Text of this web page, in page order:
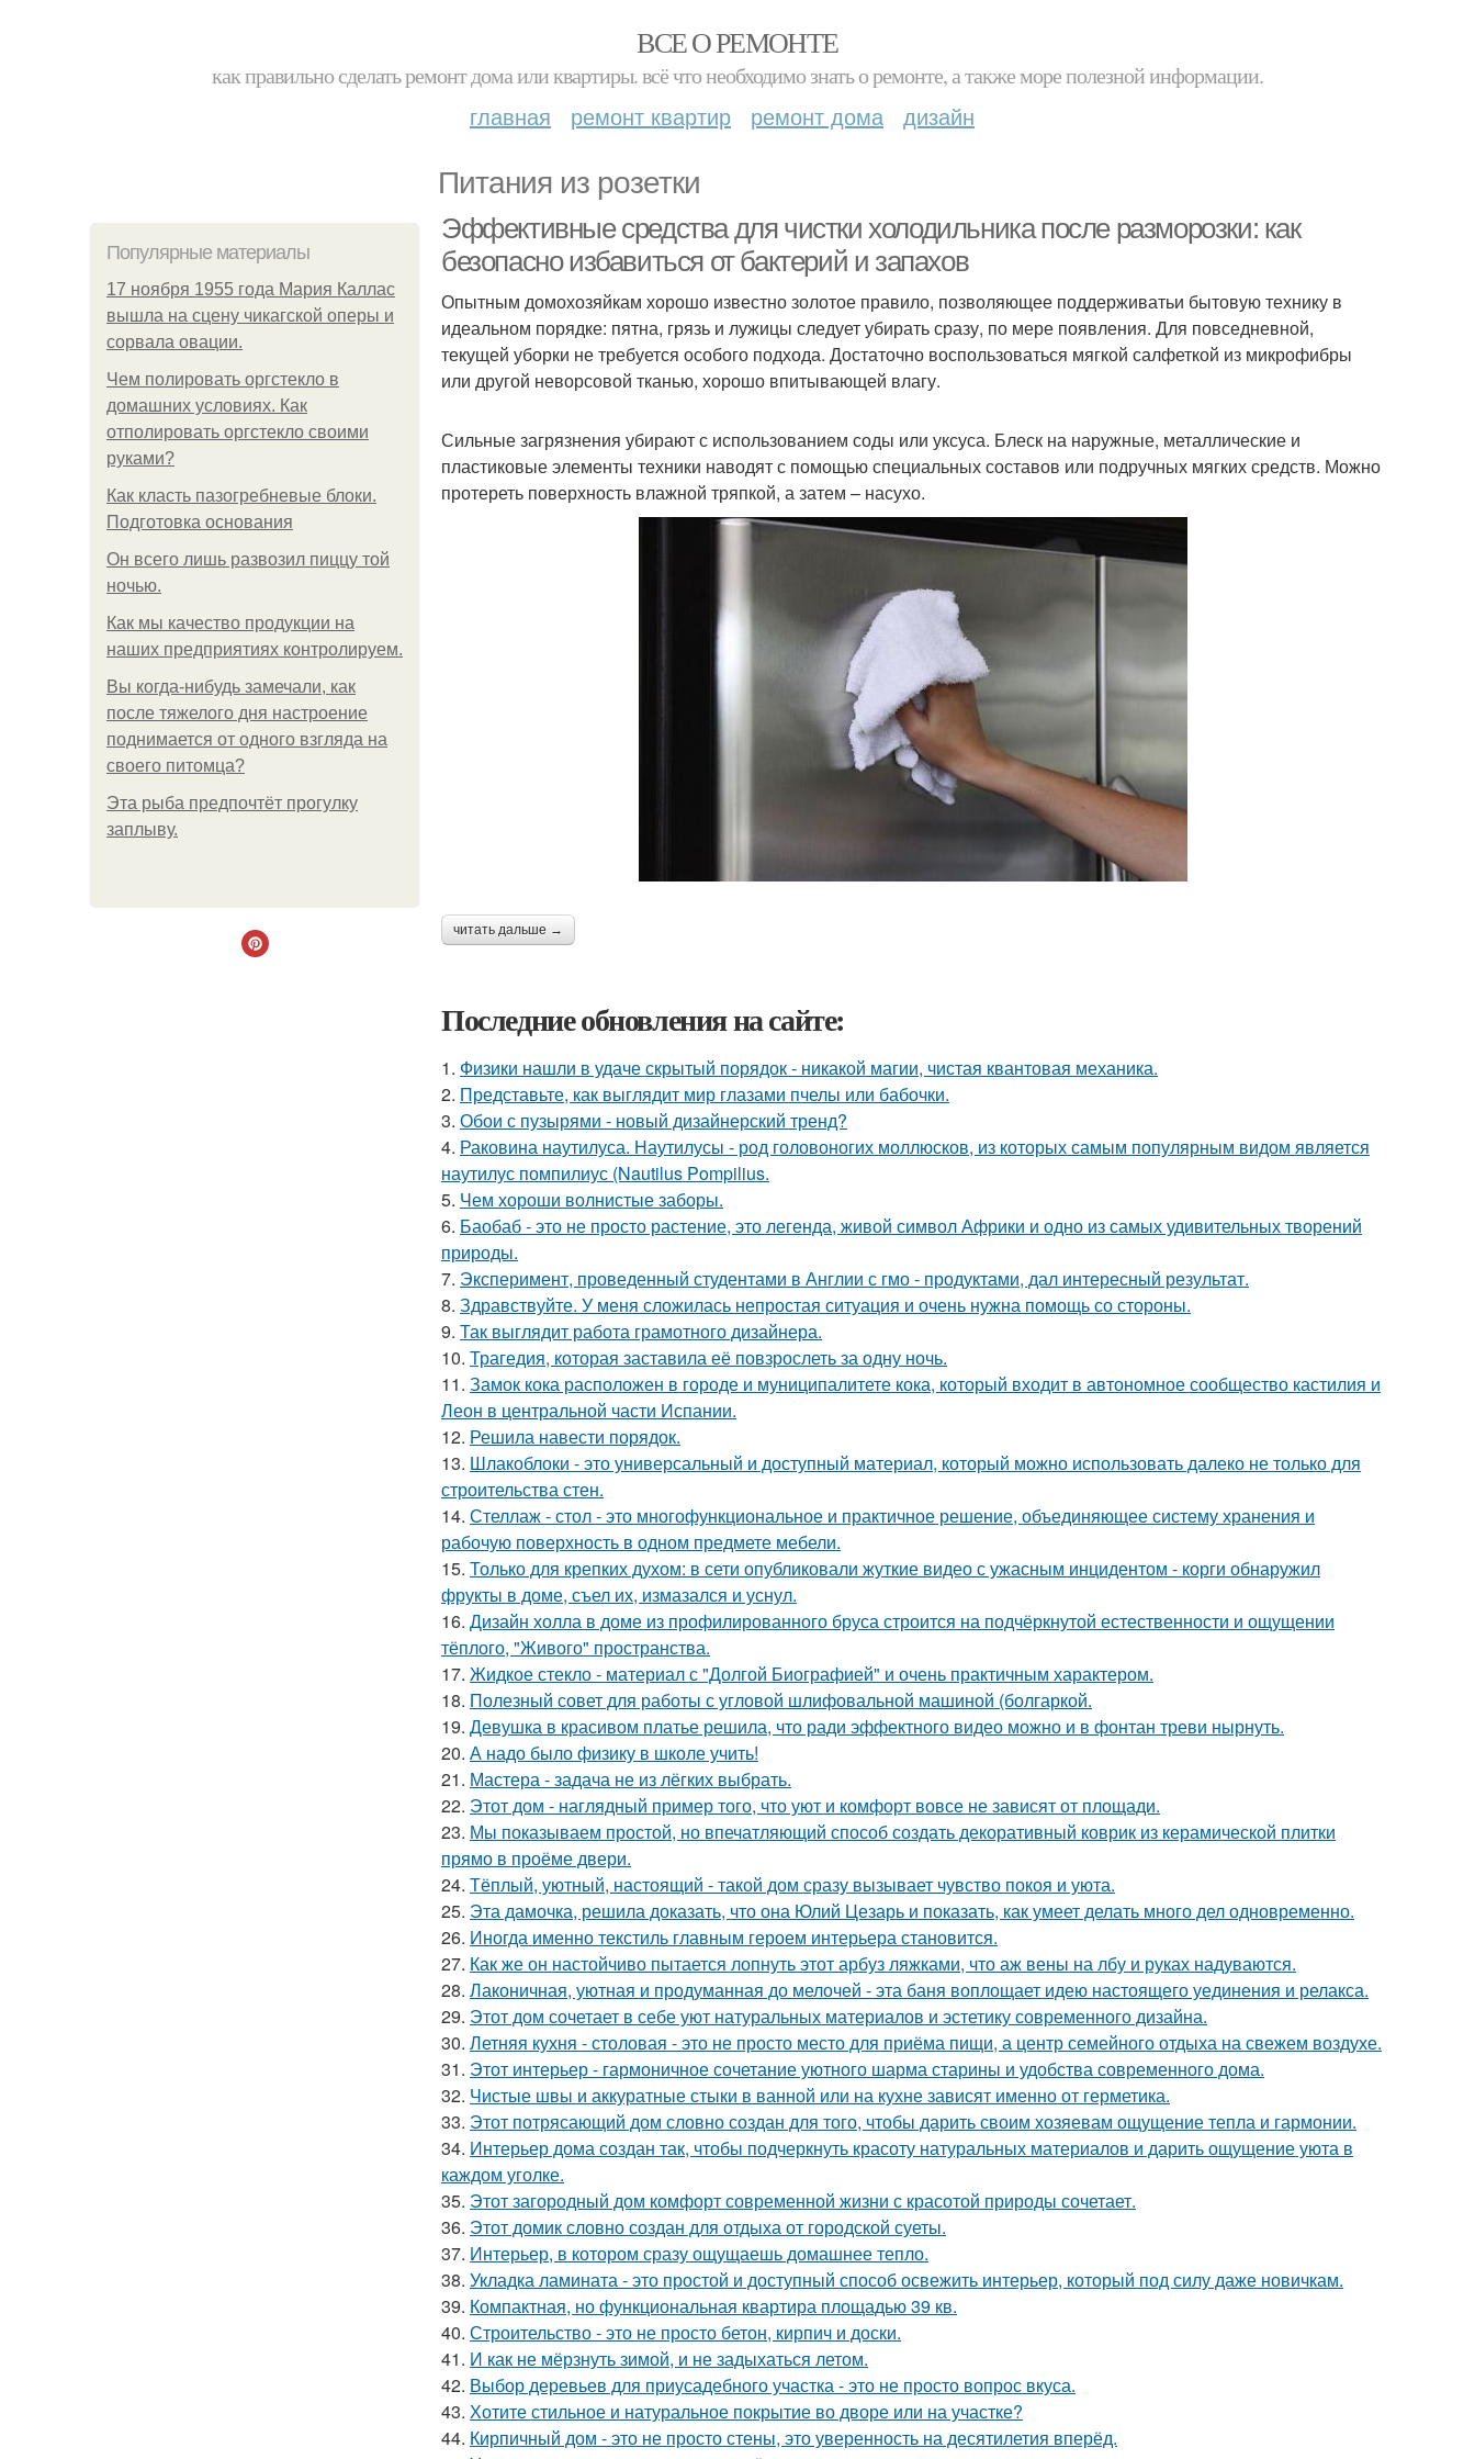
ВСЕ О РЕМОНТЕ
как правильно сделать ремонт дома или квартиры. всё что необходимо знать о ремонте, а также море полезной информации.
главная ремонт квартир ремонт дома дизайн
Питания из розетки
Популярные материалы
17 ноября 1955 года Мария Каллас
вышла на сцену чикагской оперы и
сорвала овации.
Чем полировать оргстекло в
домашних условиях. Как
отполировать оргстекло своими
руками?
Как класть пазогребневые блоки.
Подготовка основания
Он всего лишь развозил пиццу той
ночью.
Как мы качество продукции на
наших предприятиях контролируем.
Вы когда-нибудь замечали, как
после тяжелого дня настроение
поднимается от одного взгляда на
своего питомца?
Эта рыба предпочтёт прогулку
заплыву.
Эффективные средства для чистки холодильника после разморозки: как
безопасно избавиться от бактерий и запахов
Опытным домохозяйкам хорошо известно золотое правило, позволяющее поддерживатьи бытовую технику в
идеальном порядке: пятна, грязь и лужицы следует убирать сразу, по мере появления. Для повседневной,
текущей уборки не требуется особого подхода. Достаточно воспользоваться мягкой салфеткой из микрофибры
или другой неворсовой тканью, хорошо впитывающей влагу.
Сильные загрязнения убирают с использованием соды или уксуса. Блеск на наружные, металлические и
пластиковые элементы техники наводят с помощью специальных составов или подручных мягких средств. Можно
протереть поверхность влажной тряпкой, а затем – насухо.
читать дальше →
Последние обновления на сайте:
1. Физики нашли в удаче скрытый порядок - никакой магии, чистая квантовая механика.
2. Представьте, как выглядит мир глазами пчелы или бабочки.
3. Обои с пузырями - новый дизайнерский тренд?
4. Раковина наутилуса. Наутилусы - род головоногих моллюсков, из которых самым популярным видом является
наутилус помпилиус (Nautilus Pompilius.
5. Чем хороши волнистые заборы.
6. Баобаб - это не просто растение, это легенда, живой символ Африки и одно из самых удивительных творений
природы.
7. Эксперимент, проведенный студентами в Англии с гмо - продуктами, дал интересный результат.
8. Здравствуйте. У меня сложилась непростая ситуация и очень нужна помощь со стороны.
9. Так выглядит работа грамотного дизайнера.
10. Трагедия, которая заставила её повзрослеть за одну ночь.
11. Замок кока расположен в городе и муниципалитете кока, который входит в автономное сообщество кастилия и
Леон в центральной части Испании.
12. Решила навести порядок.
13. Шлакоблоки - это универсальный и доступный материал, который можно использовать далеко не только для
строительства стен.
14. Стеллаж - стол - это многофункциональное и практичное решение, объединяющее систему хранения и
рабочую поверхность в одном предмете мебели.
15. Только для крепких духом: в сети опубликовали жуткие видео с ужасным инцидентом - корги обнаружил
фрукты в доме, съел их, измазался и уснул.
16. Дизайн холла в доме из профилированного бруса строится на подчёркнутой естественности и ощущении
тёплого, "Живого" пространства.
17. Жидкое стекло - материал с "Долгой Биографией" и очень практичным характером.
18. Полезный совет для работы с угловой шлифовальной машиной (болгаркой.
19. Девушка в красивом платье решила, что ради эффектного видео можно и в фонтан треви нырнуть.
20. А надо было физику в школе учить!
21. Мастера - задача не из лёгких выбрать.
22. Этот дом - наглядный пример того, что уют и комфорт вовсе не зависят от площади.
23. Мы показываем простой, но впечатляющий способ создать декоративный коврик из керамической плитки
прямо в проёме двери.
24. Тёплый, уютный, настоящий - такой дом сразу вызывает чувство покоя и уюта.
25. Эта дамочка, решила доказать, что она Юлий Цезарь и показать, как умеет делать много дел одновременно.
26. Иногда именно текстиль главным героем интерьера становится.
27. Как же он настойчиво пытается лопнуть этот арбуз ляжками, что аж вены на лбу и руках надуваются.
28. Лаконичная, уютная и продуманная до мелочей - эта баня воплощает идею настоящего уединения и релакса.
29. Этот дом сочетает в себе уют натуральных материалов и эстетику современного дизайна.
30. Летняя кухня - столовая - это не просто место для приёма пищи, а центр семейного отдыха на свежем воздухе.
31. Этот интерьер - гармоничное сочетание уютного шарма старины и удобства современного дома.
32. Чистые швы и аккуратные стыки в ванной или на кухне зависят именно от герметика.
33. Этот потрясающий дом словно создан для того, чтобы дарить своим хозяевам ощущение тепла и гармонии.
34. Интерьер дома создан так, чтобы подчеркнуть красоту натуральных материалов и дарить ощущение уюта в
каждом уголке.
35. Этот загородный дом комфорт современной жизни с красотой природы сочетает.
36. Этот домик словно создан для отдыха от городской суеты.
37. Интерьер, в котором сразу ощущаешь домашнее тепло.
38. Укладка ламината - это простой и доступный способ освежить интерьер, который под силу даже новичкам.
39. Компактная, но функциональная квартира площадью 39 кв.
40. Строительство - это не просто бетон, кирпич и доски.
41. И как не мёрзнуть зимой, и не задыхаться летом.
42. Выбор деревьев для приусадебного участка - это не просто вопрос вкуса.
43. Хотите стильное и натуральное покрытие во дворе или на участке?
44. Кирпичный дом - это не просто стены, это уверенность на десятилетия вперёд.